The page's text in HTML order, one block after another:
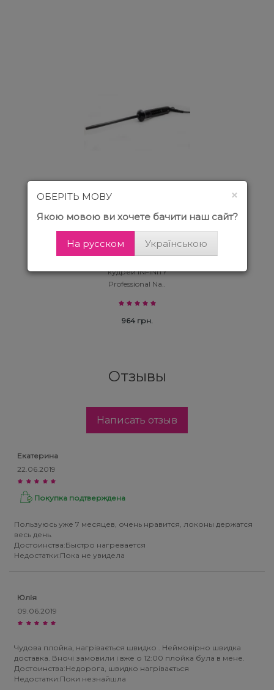
кудрей INFINITY
Narrow Curl 9 мм
IN6020
кудрей INFINITY
Professional Na..
964 грн.
Отзывы
Написать отзыв
Екатерина
22.06.2019
Покупка подтверждена
Пользуюсь уже 7 месяцев, очень нравится, локоны держатся
весь день.
Достоинства:Быстро нагревается
Недостатки:Пока не увидела
Юлія
09.06.2019
Чудова плойка, нагрівається швидко . Неймовірно швидка
доставка. Вночі замовили і вже о 12:00 плойка була в мене.
Достоинства:Недорога, швидко нагрівається
Недостатки:Поки незнайшла
×
ОБЕРІТЬ МОВУ
Якою мовою ви хочете бачити наш сайт?
На русском Українською